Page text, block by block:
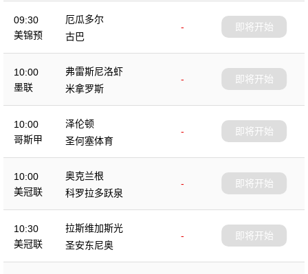
09:30
美锦预
厄瓜多尔
-
古巴
即将开始
10:00
墨联
弗雷斯尼洛虾
-
米拿罗斯
即将开始
10:00
哥斯甲
泽伦顿
-
圣何塞体育
即将开始
10:00
美冠联
奥克兰根
-
科罗拉多跃泉
即将开始
10:30
美冠联
拉斯维加斯光
-
圣安东尼奥
即将开始